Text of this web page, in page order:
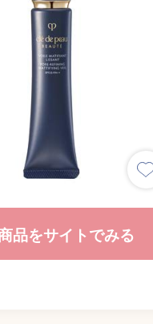
品をサイトでみる